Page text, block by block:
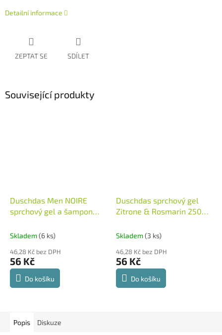
Detailní informace
ZEPTAT SE SDÍLET
Související produkty
Duschdas Men NOIRE
sprchový gel a šampon
Skladem(6 ks)
46,28 Kč bez DPH
56 Kč
Do košíku
Duschdas sprchový gel
Zitrone & Rosmarin 250
Skladem(3 ks)
46,28 Kč bez DPH
56 Kč
Do košíku
Popis Diskuze